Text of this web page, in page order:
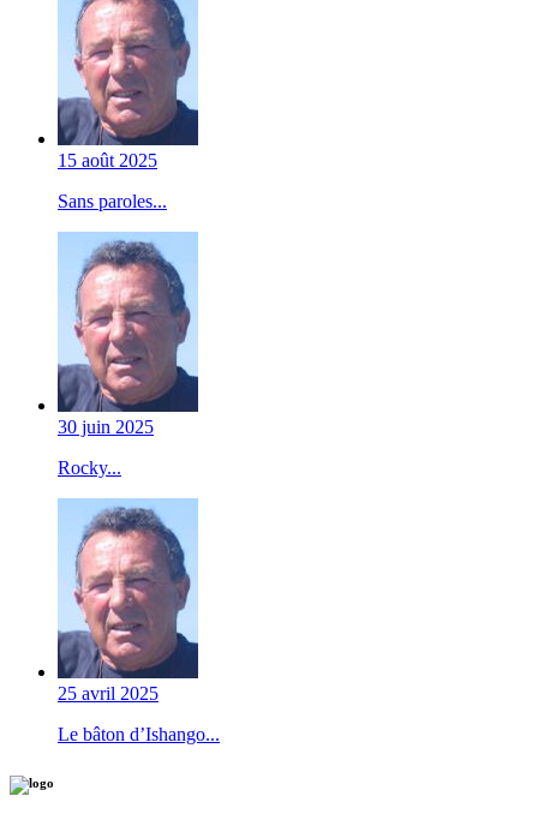
15 août 2025
Sans paroles...
30 juin 2025
Rocky...
25 avril 2025
Le bâton d’Ishango...